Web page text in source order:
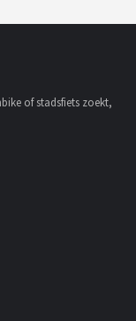
of stadsfiets zoekt,